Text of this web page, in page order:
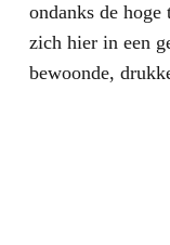
ondanks de
zich hier in een
bewoonde,